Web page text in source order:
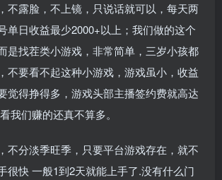
不露脸，不上镜，只说话就可以，每天两
单日收益最少2000+以上；我们做的这个
是找茬类小游戏，非常简单，三岁小孩都
不要看不起这种小游戏，游戏虽小，收益
觉得挣得多，游戏头部主播签约费就高达
我们赚的还真不算多。
不分淡季旺季，只要平台游戏存在，就不
很快 一般1到2天就能上手了.没有什么门